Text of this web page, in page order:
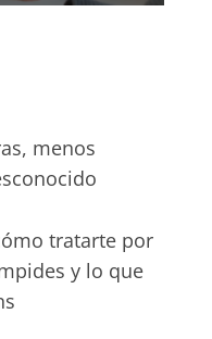
menos
tratarte por
y lo que